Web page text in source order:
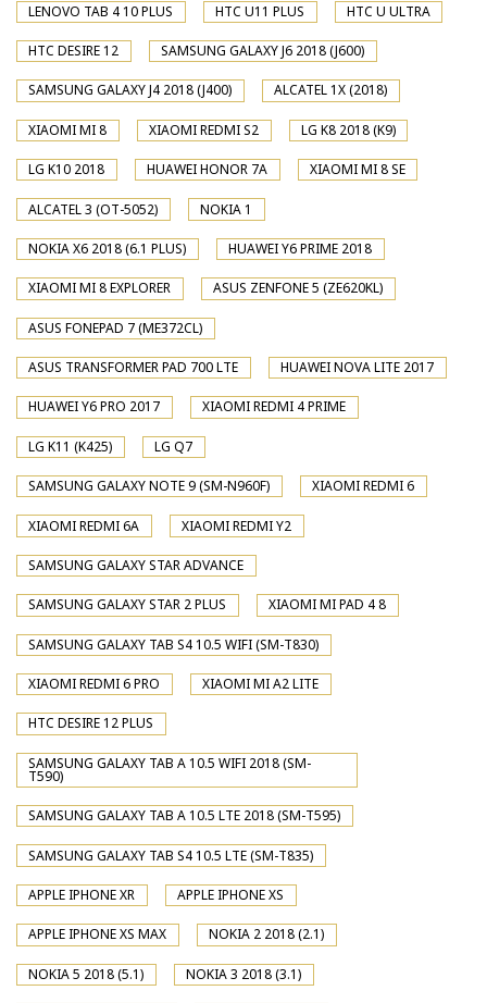
LENOVO TAB 4 10 PLUS HTC U11 PLUS HTC U ULTRA
HTC DESIRE 12 SAMSUNG GALAXY J6 2018 (J600)
SAMSUNG GALAXY J4 2018 (J400) ALCATEL 1X (2018)
XIAOMI MI 8 XIAOMI REDMI S2 LG K8 2018 (K9)
LG K10 2018 HUAWEI HONOR 7A XIAOMI MI 8 SE
ALCATEL 3 (OT-5052) NOKIA 1
NOKIA X6 2018 (6.1 PLUS) HUAWEI Y6 PRIME 2018
XIAOMI MI 8 EXPLORER ASUS ZENFONE 5 (ZE620KL)
ASUS FONEPAD 7 (ME372CL)
ASUS TRANSFORMER PAD 700 LTE HUAWEI NOVA LITE 2017
HUAWEI Y6 PRO 2017 XIAOMI REDMI 4 PRIME
LG K11 (K425) LG Q7
SAMSUNG GALAXY NOTE 9 (SM-N960F) XIAOMI REDMI 6
XIAOMI REDMI 6A XIAOMI REDMI Y2
SAMSUNG GALAXY STAR ADVANCE
SAMSUNG GALAXY STAR 2 PLUS XIAOMI MI PAD 4 8
SAMSUNG GALAXY TAB S4 10.5 WIFI (SM-T830)
XIAOMI REDMI 6 PRO XIAOMI MI A2 LITE
HTC DESIRE 12 PLUS
SAMSUNG GALAXY TAB A 10.5 WIFI 2018 (SM-
T590)
SAMSUNG GALAXY TAB A 10.5 LTE 2018 (SM-T595)
SAMSUNG GALAXY TAB S4 10.5 LTE (SM-T835)
APPLE IPHONE XR APPLE IPHONE XS
APPLE IPHONE XS MAX NOKIA 2 2018 (2.1)
NOKIA 5 2018 (5.1) NOKIA 3 2018 (3.1)